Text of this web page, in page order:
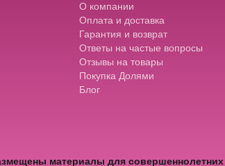
О компании
Оплата и доставка
Гарантия и возврат
Ответы на частые вопросы
Отзывы на товары
Покупка Долями
Блог
материалы для совершеннолетних